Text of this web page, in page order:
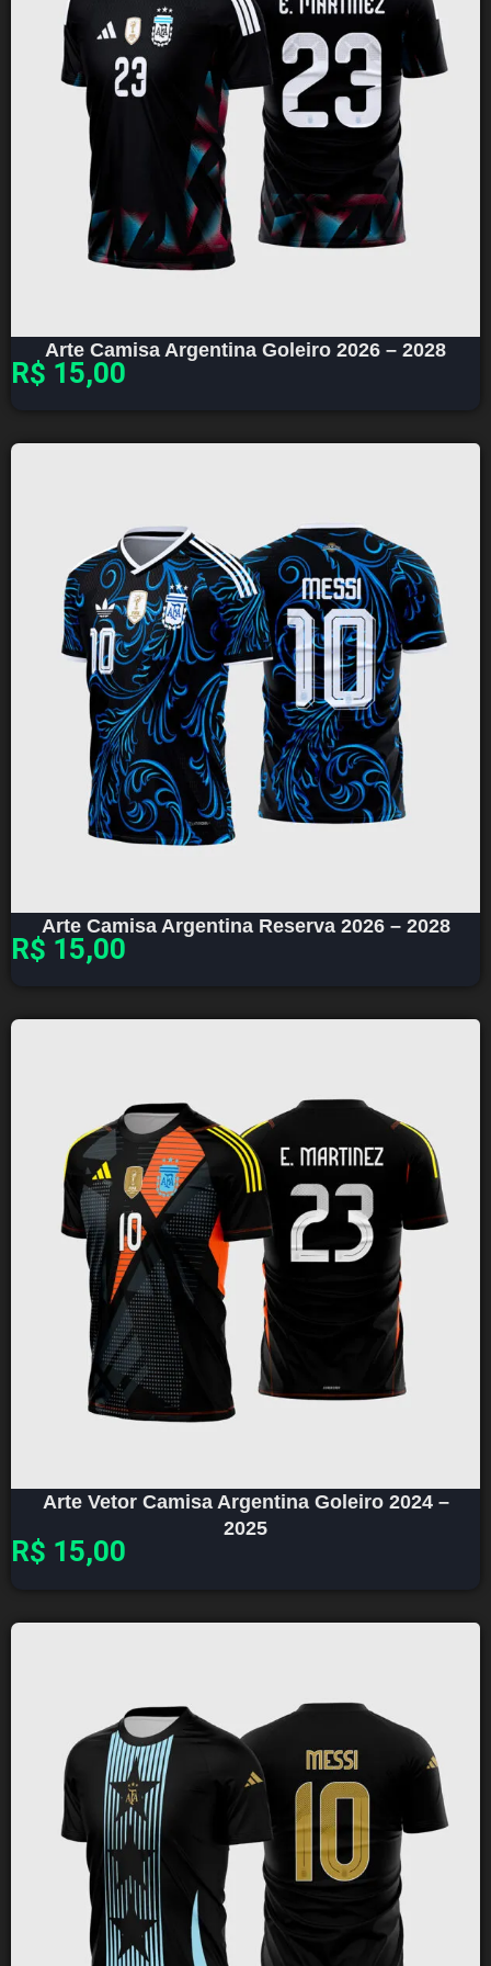
Arte Camisa Argentina Goleiro 2026 – 2028
R$ 15,00
Arte Camisa Argentina Reserva 2026 – 2028
R$ 15,00
Arte Vetor Camisa Argentina Goleiro 2024 –
2025
R$ 15,00